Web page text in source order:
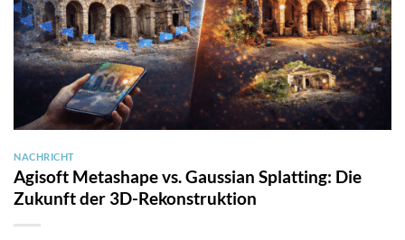
NACHRICHT
Agisoft Metashape vs. Gaussian Splatting: Die
Zukunft der 3D-Rekonstruktion